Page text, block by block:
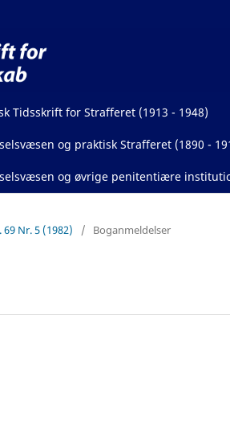
Tidsskrift for Strafferet (1913 - 1948)
og praktisk Strafferet (1890 -
og øvrige penitentiære
69 Nr. 5 (1982) / Boganmeldelser